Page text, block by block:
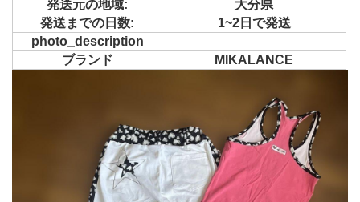
発送元の地域:
大分県
発送までの日数:
1~2日で発送
photo_description
ブランド
MIKALANCE